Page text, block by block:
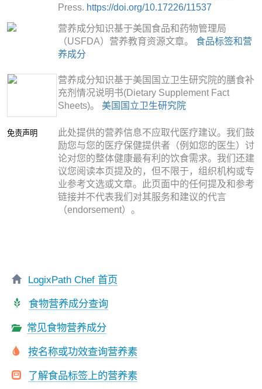
Press. https://doi.org/10.17226/11537
营养成分知识基于美国食品和药物管理局
（USFDA）营养教育资源文章。 食品标签和营
养成分
营养成分知识基于美国国立卫生研究院的膳食补
充剂情况说明书(Dietary Supplement Fact
Sheets)。 美国国立卫生研究院
免责声明
此处提供的营养信息不应取代医疗建议。我们鼓
励您与您的医疗保健提供者（例如您的医生）讨
论对您的整体健康最有利的饮食需求。我们还建
议您阅读本页提及的，但不限于，组织机构或专
业参考文选或文章。此页面中的任何提及和参考
链接并不代表我们对其服务和建议的代言
（endorsement）。
LogixPath Chef 首页
食物营养成分查询
常见食物营养成分
按名称或功效查询营养素
了解食品标签上的营养素